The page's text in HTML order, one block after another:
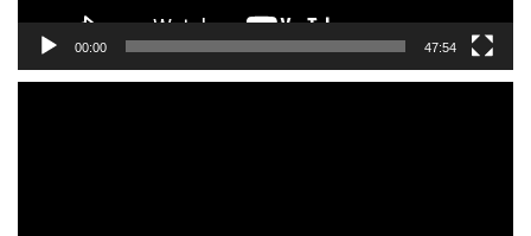
00:00 47:54